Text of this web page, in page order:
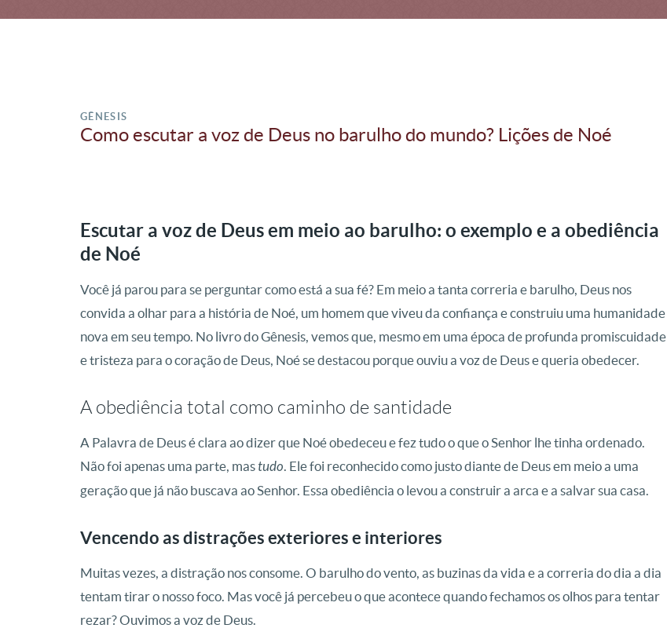
GÊNESIS
Como escutar a voz de Deus no barulho do mundo? Lições de Noé
Escutar a voz de Deus em meio ao barulho: o exemplo e a obediência
de Noé
Você já parou para se perguntarcomo está a sua fé? Em meio a tanta correria e barulho, Deus nos
convida a olhar para a história de Noé, um homem que viveu da confiança e construiu uma humanidade
nova em seu tempo. No livro do Gênesis, vemos que, mesmo em uma época de profunda promiscuidade
e tristeza para o coração de Deus, Noé se destacou porque ouviu a voz de Deus e queria obedecer.
A obediência total como caminho de santidade
A Palavra de Deus é clara ao dizer que Noé obedeceu e fez tudo o que o Senhor lhe tinha ordenado.
Não foi apenas uma parte, mas tudo. Ele foi reconhecido como justo diante de Deus em meio a uma
geração que já não buscava ao Senhor. Essa obediência o levou a construir a arca e a salvar sua casa.
Vencendo as distrações exteriores e interiores
Muitas vezes, a distração nos consome. O barulho do vento, as buzinas da vida e a correria do dia a dia
tentam tirar o nosso foco. Mas você já percebeu o que acontece quando fechamos os olhos para tentar
rezar? Ouvimos a voz de Deus.